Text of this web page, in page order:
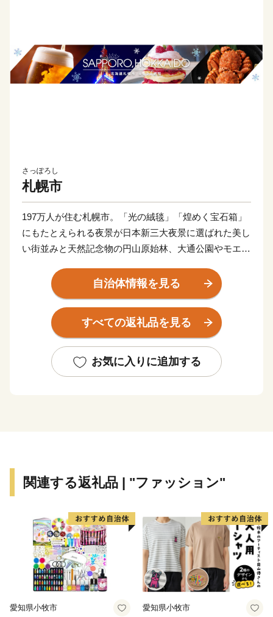
さっぽろし
札幌市
197万人が住む札幌市。「光の絨毯」「煌めく宝石箱」
にもたとえられる夜景が日本新三大夜景に選ばれた美し
い街並みと天然記念物の円山原始林、大通公園やモエレ
したまちです。鮮やかな四季の変化とともに多くのイベ
ントが開かれ、ビールをはじめ美味しいお酒と一緒に北
海道各地から届いた新鮮な食材を使った料理を楽しむ豊
かな食文化が花開いております。
自治体情報を見る
すべての返礼品を見る
お気に入りに追加する
関連する返礼品 | "ファッション"
愛知県小牧市 愛知県小牧市